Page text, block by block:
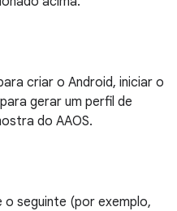
criar o Android, iniciar o
gerar um perfil de
do AAOS.
seguinte (por exemplo,